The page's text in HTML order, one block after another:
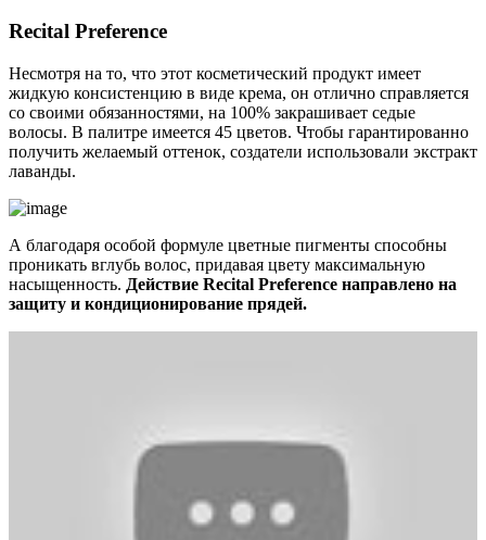
Recital Preference
Несмотря на то, что этот косметический продукт имеет
жидкую консистенцию в виде крема, он отлично справляется
со своими обязанностями, на 100% закрашивает седые
волосы. В палитре имеется 45 цветов. Чтобы гарантированно
получить желаемый оттенок, создатели использовали экстракт
лаванды.
А благодаря особой формуле цветные пигменты способны
проникать вглубь волос, придавая цвету максимальную
насыщенность. Действие Recital Preference направлено на
защиту и кондиционирование прядей.